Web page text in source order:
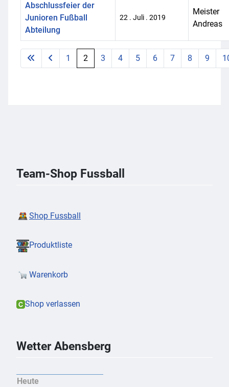
Beiträge
Abschlussfeier der
Junioren Fußball
Abteilung
22 . Juli . 2019
Meister
Andreas
Seite 2 von 38
1 2 3 4 5 6 7 8 9
Team-Shop Fussball
Shop Fussball
Produktliste
Warenkorb
Shop verlassen
Wetter Abensberg
Heute